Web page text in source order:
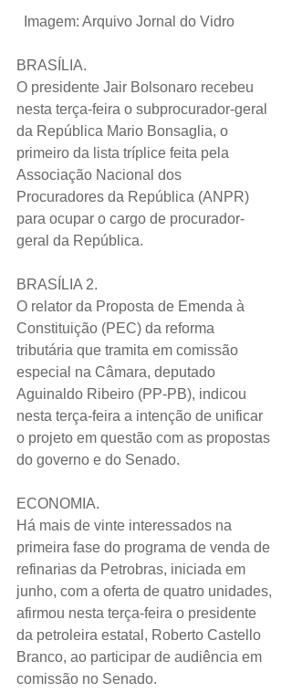
Imagem: Arquivo Jornal do Vidro
BRASÍLIA.
O presidente Jair Bolsonaro recebeu
nesta terça-feira o subprocurador-geral
da República Mario Bonsaglia, o
primeiro da lista tríplice feita pela
Associação Nacional dos
Procuradores da República (ANPR)
para ocupar o cargo de procurador-
geral da República.
BRASÍLIA 2.
O relator da Proposta de Emenda à
Constituição (PEC) da reforma
tributária que tramita em comissão
especial na Câmara, deputado
Aguinaldo Ribeiro (PP-PB), indicou
nesta terça-feira a intenção de unificar
o projeto em questão com as propostas
do governo e do Senado.
ECONOMIA.
Há mais de vinte interessados na
primeira fase do programa de venda de
refinarias da Petrobras, iniciada em
junho, com a oferta de quatro unidades,
afirmou nesta terça-feira o presidente
da petroleira estatal, Roberto Castello
Branco, ao participar de audiência em
comissão no Senado.